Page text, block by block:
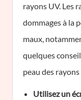
rayons UV. Les
dommages à la
maux,
quelques
peau des rayons
Utilisez un